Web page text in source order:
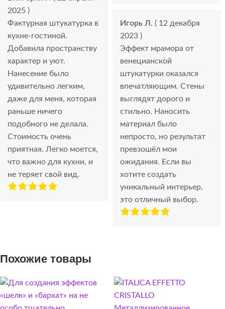
2025 )
Фактурная штукатурка в
кухне-гостиной.
Добавила пространству
характер и уют.
Нанесение было
удивительно легким,
даже для меня, которая
раньше ничего
подобного не делала.
Стоимость очень
приятная. Легко моется,
что важно для кухни, и
не теряет свой вид.
Игорь Л. ( 12 декабря
2023 )
Эффект мрамора от
венецианской
штукатурки оказался
впечатляющим. Стены
выглядят дорого и
стильно. Наносить
материал было
непросто, но результат
превзошёл мои
ожидания. Если вы
хотите создать
уникальный интерьер,
это отличный выбор.
Похожие товары